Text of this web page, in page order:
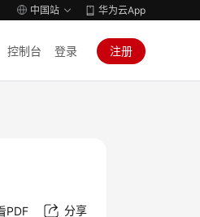
中国站 华为云App
控制台 登录 注册
PDF 分享